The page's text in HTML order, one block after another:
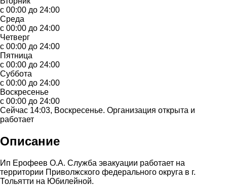
с 00:00 до 24:00
Среда
с 00:00 до 24:00
Четверг
с 00:00 до 24:00
Пятница
с 00:00 до 24:00
Суббота
с 00:00 до 24:00
Воскресенье
с 00:00 до 24:00
Сейчас 14:03, Воскресенье. Организация открыта и
работает
Описание
Ип Ерофеев О.А. Служба эвакуации работает на
территории Приволжского федерального округа в г.
Тольятти на Юбилейной.